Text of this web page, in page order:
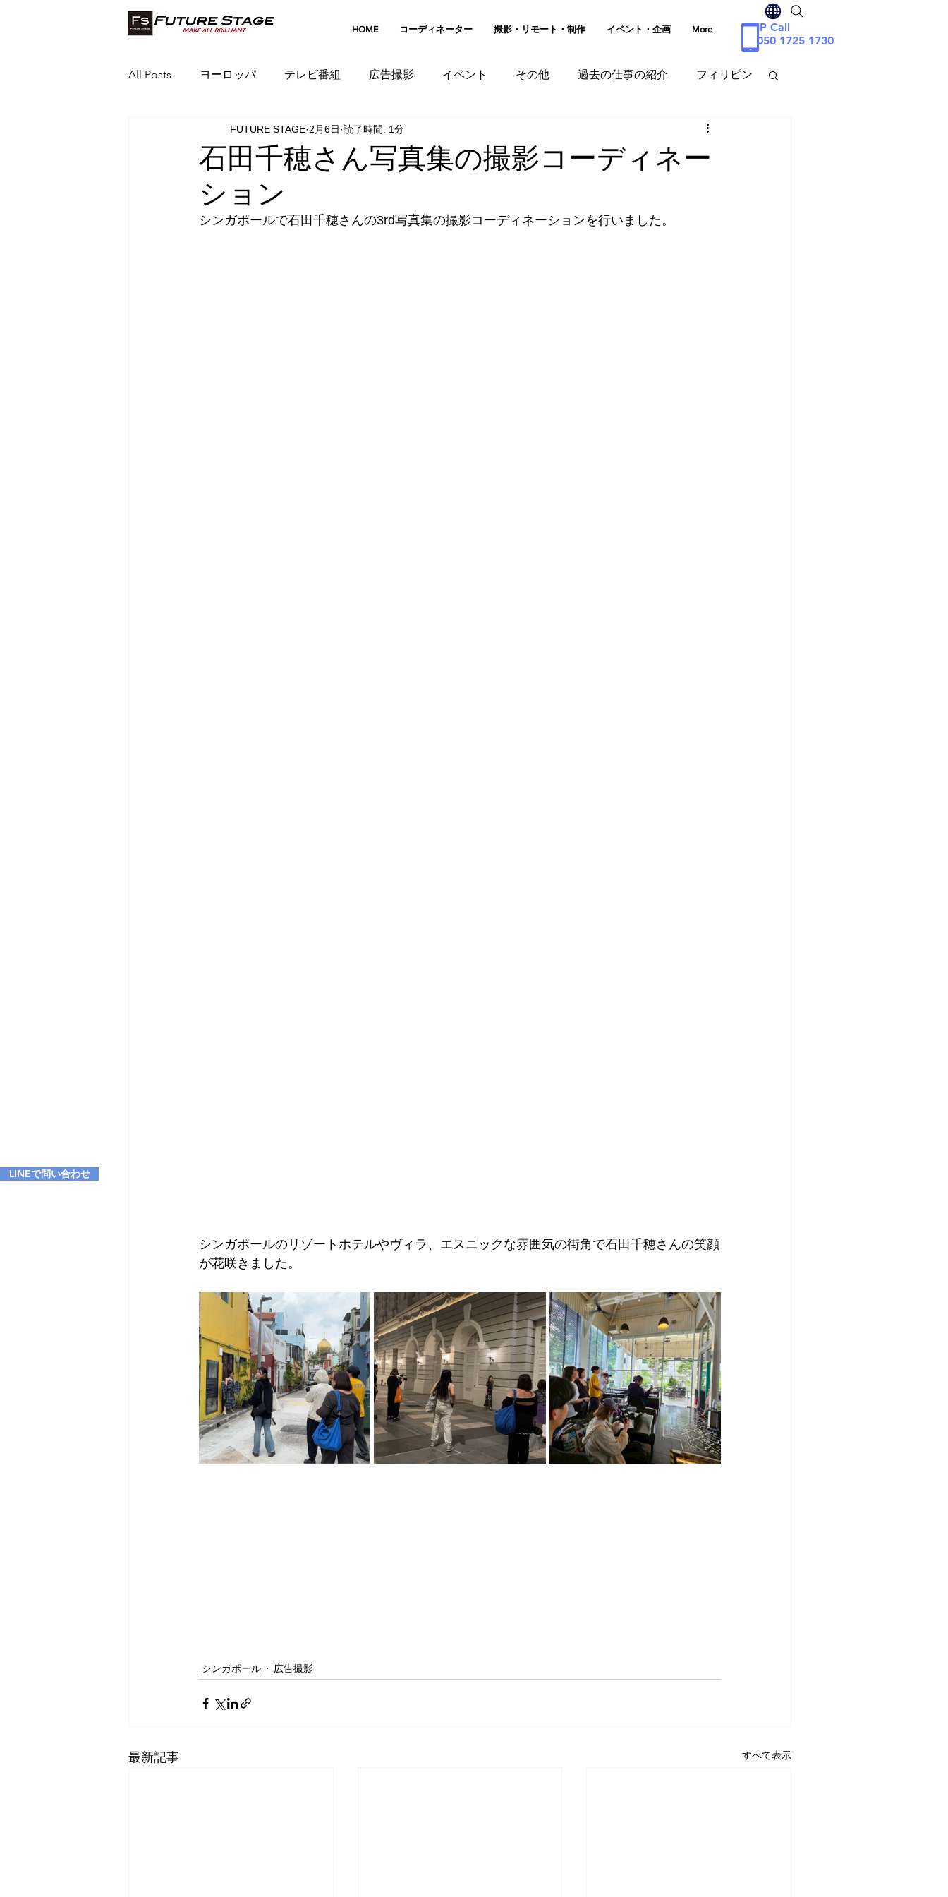
HOME コーディネーター 撮影・リモート・制作 イベント・企画 More
IP Call
050 1725 1730
LINEで問い合わせ
All Posts ヨーロッパ テレビ番組 広告撮影 イベント その他 過去の仕事の紹介 フィリピン
ベトナム カンボジア
石田千穂さん写真集の撮影コーディネー
ション
FUTURE STAGE 2月6日 読了時間: 1分
シンガポールで石田千穂さんの3rd写真集の撮影コーディネーションを行いました。
シンガポールのリゾートホテルやヴィラ、エスニックな雰囲気の街角で石田千穂さんの笑顔
が花咲きました。
シンガポール 広告撮影
最新記事 すべて表示